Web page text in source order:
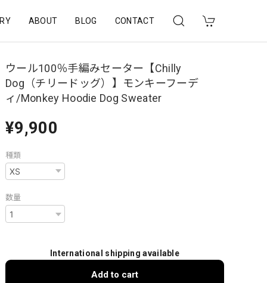
ABOUT BLOG CONTACT
ウール100％手編みセーター【Chilly
Dog（チリードッグ）】モンキーフーデ
ィ/Monkey Hoodie Dog Sweater
¥9,900
種類
数量
International shipping available
Add to cart